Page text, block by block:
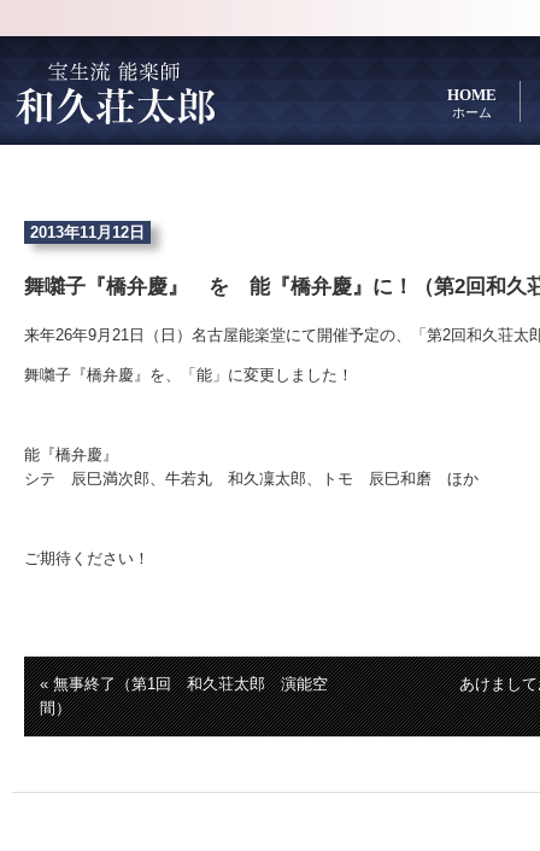
HOME
ホーム
2013年11月12日
舞囃子『橋弁慶』 を 能『橋弁慶』に！（第2回和久
来年26年9月21日（日）名古屋能楽堂にて開催予定の、「第2回和久荘太
舞囃子『橋弁慶』を、「能」に変更しました！
能『橋弁慶』
シテ 辰巳満次郎、牛若丸 和久凜太郎、トモ 辰巳和磨 ほか
ご期待ください！
« 無事終了（第1回 和久荘太郎 演能空
間）
あけまし